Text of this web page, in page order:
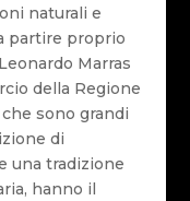
naturali e
partire proprio
Marras
della Regione
che sono grandi
di
una tradizione
hanno il